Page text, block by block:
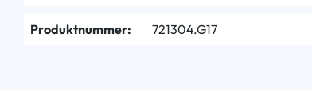
Produktnummer: 721304.G17